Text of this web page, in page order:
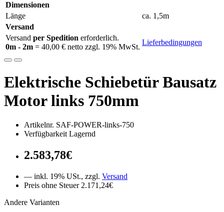
Dimensionen
Länge
ca. 1,5m
Versand
Versand per Spedition erforderlich.
0m - 2m = 40,00 € netto zzgl. 19% MwSt.
Lieferbedingungen
Elektrische Schiebetür Bausatz
Motor links 750mm
Artikelnr. SAF-POWER-links-750
Verfügbarkeit Lagernd
2.583,78€
— inkl. 19% USt., zzgl. Versand
Preis ohne Steuer 2.171,24€
Andere Varianten